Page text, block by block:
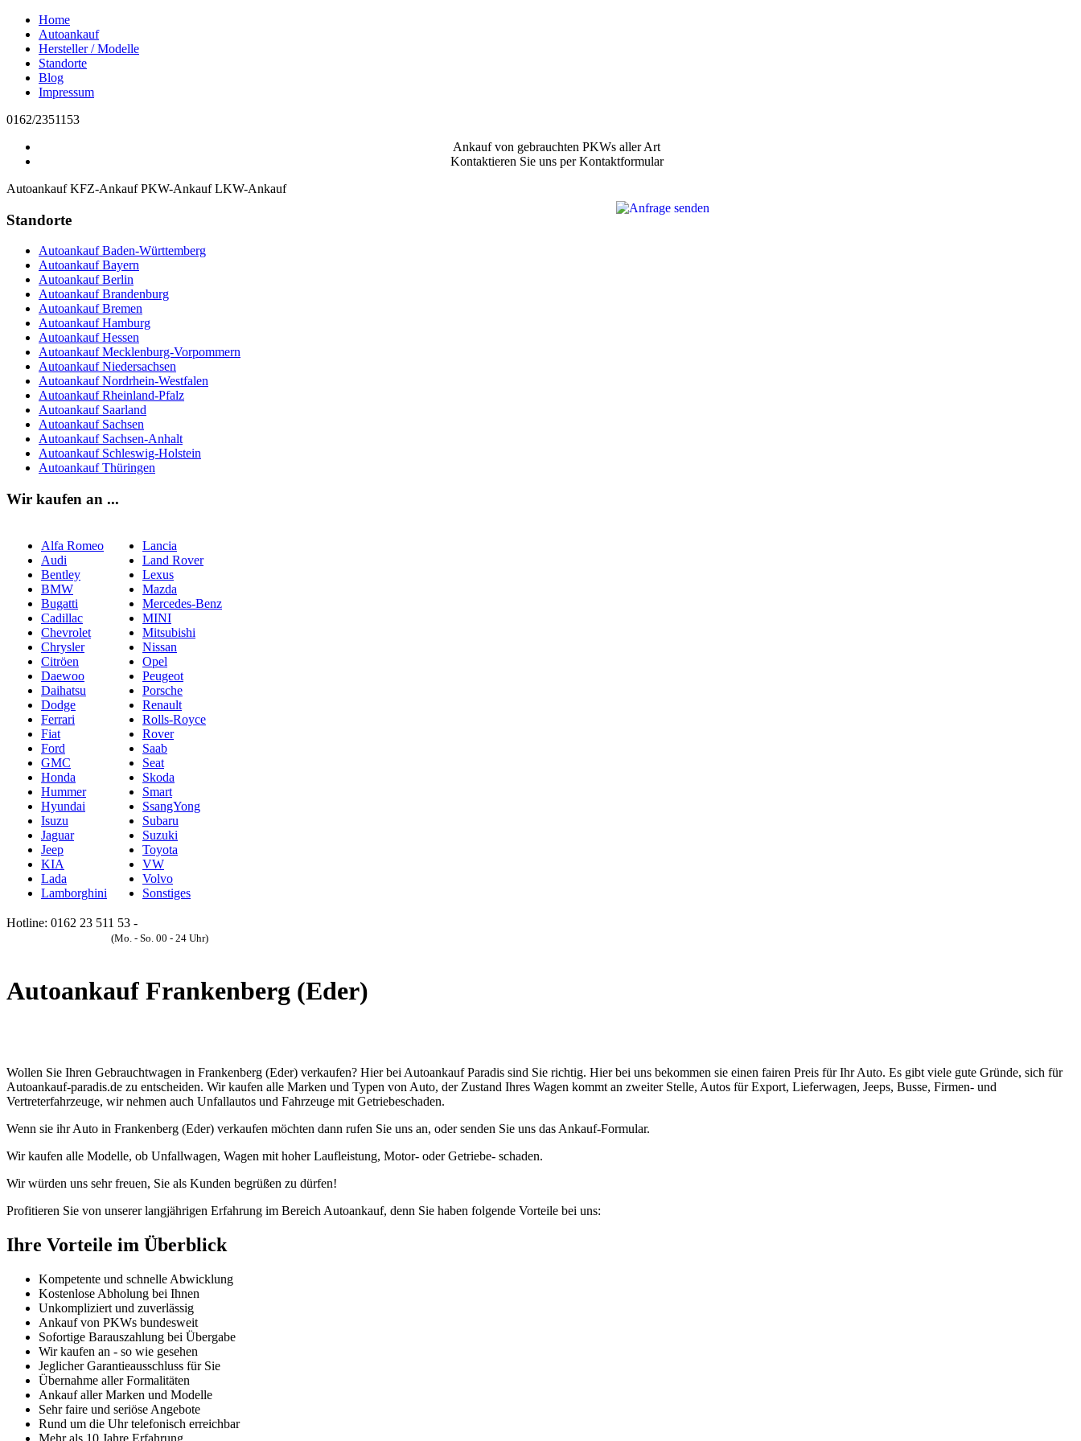
Home
Autoankauf
Hersteller / Modelle
Standorte
Blog
Impressum
0162/2351153
Ankauf von gebrauchten PKWs aller Art
Kontaktieren Sie uns per Kontaktformular
Autoankauf KFZ-Ankauf PKW-Ankauf LKW-Ankauf
Standorte
Autoankauf Baden-Württemberg
Autoankauf Bayern
Autoankauf Berlin
Autoankauf Brandenburg
Autoankauf Bremen
Autoankauf Hamburg
Autoankauf Hessen
Autoankauf Mecklenburg-Vorpommern
Autoankauf Niedersachsen
Autoankauf Nordrhein-Westfalen
Autoankauf Rheinland-Pfalz
Autoankauf Saarland
Autoankauf Sachsen
Autoankauf Sachsen-Anhalt
Autoankauf Schleswig-Holstein
Autoankauf Thüringen
Wir kaufen an ...
Alfa Romeo
Audi
Bentley
BMW
Bugatti
Cadillac
Chevrolet
Chrysler
Citröen
Daewoo
Daihatsu
Dodge
Ferrari
Fiat
Ford
GMC
Honda
Hummer
Hyundai
Isuzu
Jaguar
Jeep
KIA
Lada
Lamborghini
Lancia
Land Rover
Lexus
Mazda
Mercedes-Benz
MINI
Mitsubishi
Nissan
Opel
Peugeot
Porsche
Renault
Rolls-Royce
Rover
Saab
Seat
Skoda
Smart
SsangYong
Subaru
Suzuki
Toyota
VW
Volvo
Sonstiges
Hotline: 0162 23 511 53 -
(Mo. - So. 00 - 24 Uhr)
Autoankauf Frankenberg (Eder)
Wollen Sie Ihren Gebrauchtwagen in Frankenberg (Eder) verkaufen? Hier bei Autoankauf Paradis sind Sie richtig. Hier bei uns bekommen sie einen fairen Preis für Ihr Auto. Es gibt viele gute Gründe, sich für
Autoankauf-paradis.de zu entscheiden. Wir kaufen alle Marken und Typen von Auto, der Zustand Ihres Wagen kommt an zweiter Stelle, Autos für Export, Lieferwagen, Jeeps, Busse, Firmen- und
Vertreterfahrzeuge, wir nehmen auch Unfallautos und Fahrzeuge mit Getriebeschaden.
Wenn sie ihr Auto in Frankenberg (Eder) verkaufen möchten dann rufen Sie uns an, oder senden Sie uns das Ankauf-Formular.
Wir kaufen alle Modelle, ob Unfallwagen, Wagen mit hoher Laufleistung, Motor- oder Getriebe- schaden.
Wir würden uns sehr freuen, Sie als Kunden begrüßen zu dürfen!
Profitieren Sie von unserer langjährigen Erfahrung im Bereich Autoankauf, denn Sie haben folgende Vorteile bei uns:
Ihre Vorteile im Überblick
Kompetente und schnelle Abwicklung
Kostenlose Abholung bei Ihnen
Unkompliziert und zuverlässig
Ankauf von PKWs bundesweit
Sofortige Barauszahlung bei Übergabe
Wir kaufen an - so wie gesehen
Jeglicher Garantieausschluss für Sie
Übernahme aller Formalitäten
Ankauf aller Marken und Modelle
Sehr faire und seriöse Angebote
Rund um die Uhr telefonisch erreichbar
Mehr als 10 Jahre Erfahrung